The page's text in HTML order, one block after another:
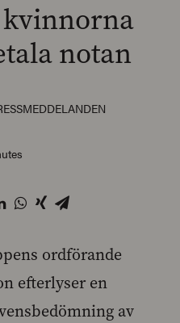
notan
ordförande
efterlyser en
av